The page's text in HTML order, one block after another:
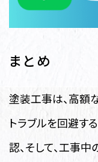
まとめ
塗装工事は、高額
トラブルを回避す
認、そして、工事